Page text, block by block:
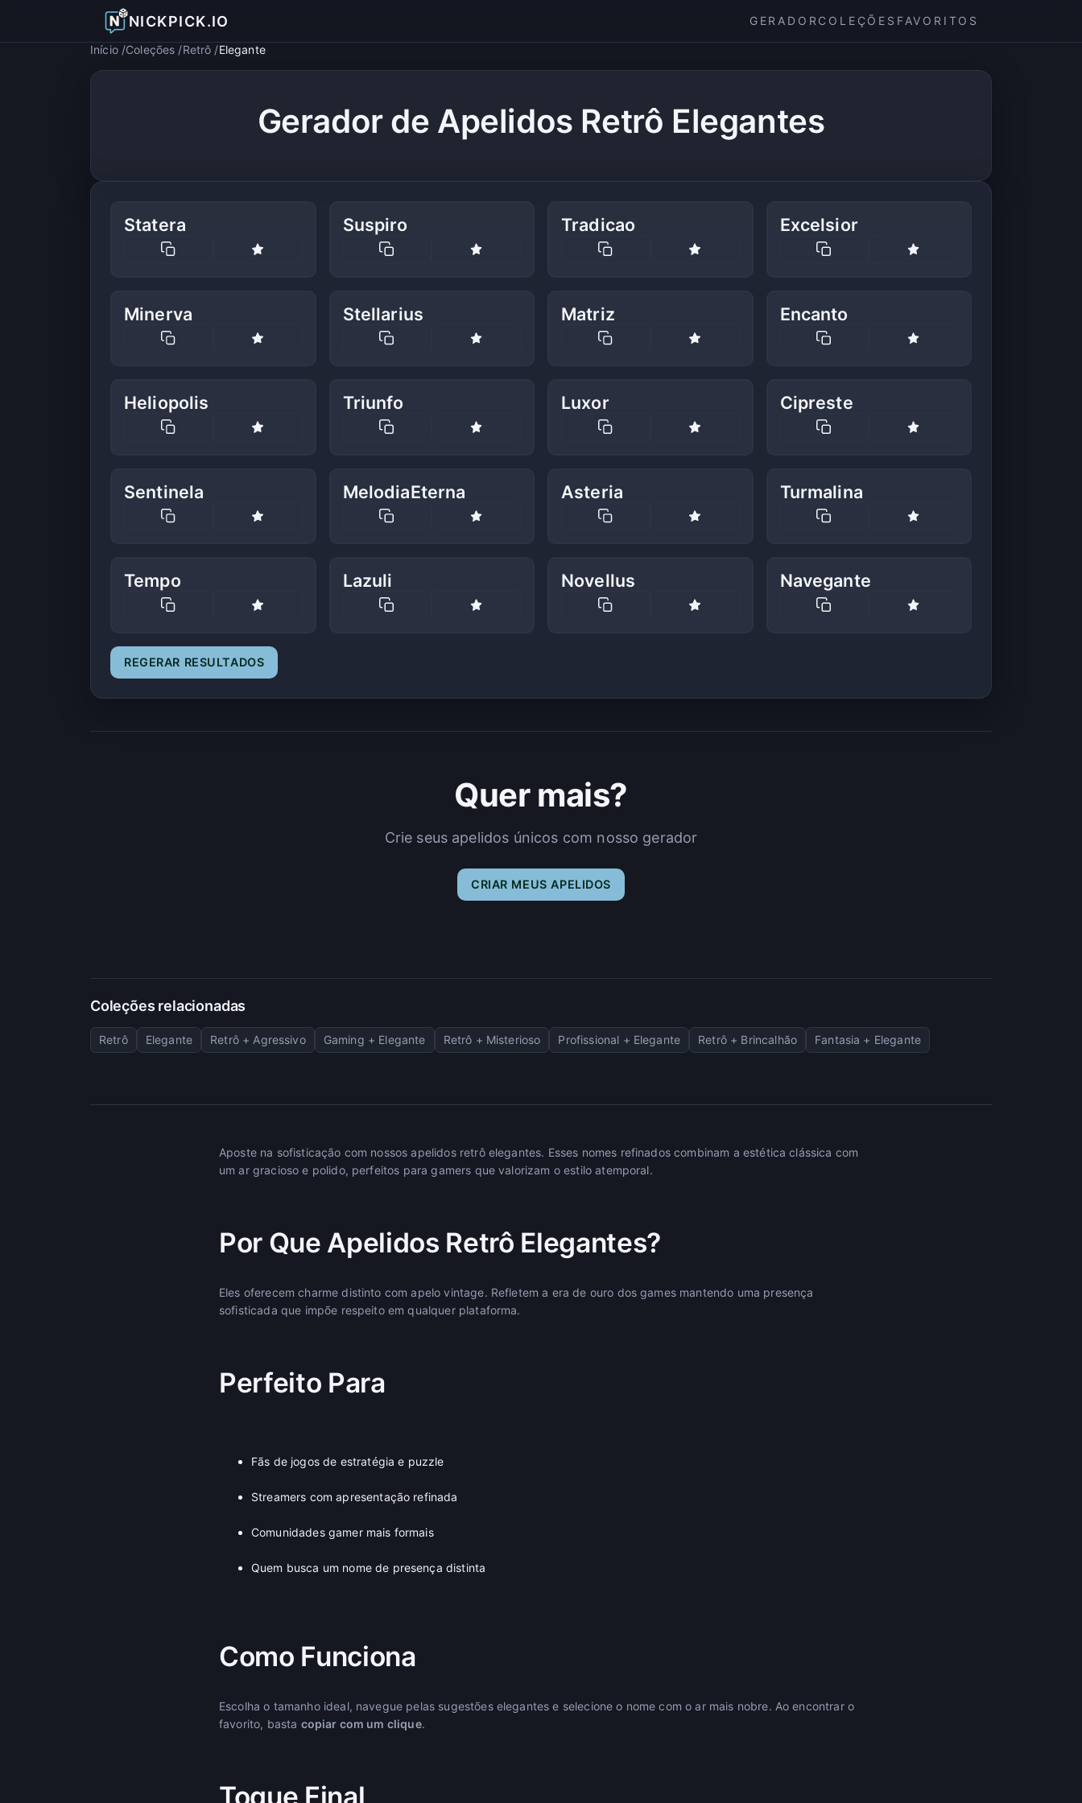
NICKPICK.IO GERADOR COLEÇÕES FAVORITOS
Início Coleções Retrô Elegante
Gerador de Apelidos Retrô Elegantes
Statera Suspiro Tradicao Excelsior
Minerva Stellarius Matriz Encanto
Heliopolis Triunfo Luxor Cipreste
Sentinela MelodiaEterna Asteria Turmalina
Tempo Lazuli Novellus Navegante
REGERAR RESULTADOS
Quer mais?
Crie seus apelidos únicos com nosso gerador
CRIAR MEUS APELIDOS
Coleções relacionadas
Retrô Elegante Retrô + Agressivo Gaming + Elegante Retrô + Misterioso Profissional + Elegante Retrô + Brincalhão Fantasia + Elegante
Aposte na sofisticação com nossos apelidos retrô elegantes. Esses nomes refinados combinam a estética clássica com
um ar gracioso e polido, perfeitos para gamers que valorizam o estilo atemporal.
Por Que Apelidos Retrô Elegantes?
Eles oferecem charme distinto com apelo vintage. Refletem a era de ouro dos games mantendo uma presença
sofisticada que impõe respeito em qualquer plataforma.
Perfeito Para
Fãs de jogos de estratégia e puzzle
Streamers com apresentação refinada
Comunidades gamer mais formais
Quem busca um nome de presença distinta
Como Funciona
Escolha o tamanho ideal, navegue pelas sugestões elegantes e selecione o nome com o ar mais nobre. Ao encontrar o
favorito, basta copiar com um clique.
Toque Final